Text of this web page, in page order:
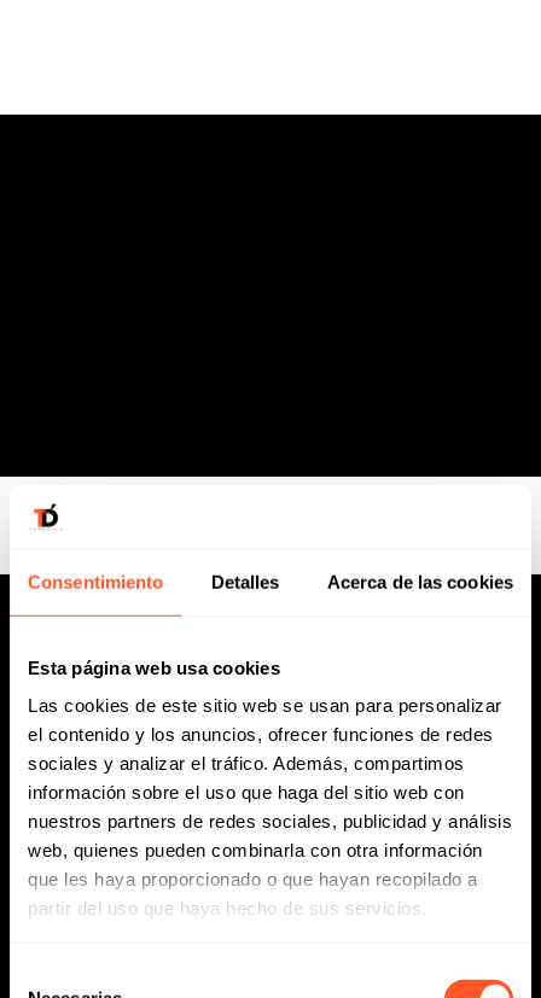
Consentimiento Detalles Acerca de las cookies
Esta página web usa cookies
Las cookies de este sitio web se usan para personalizar
el contenido y los anuncios, ofrecer funciones de redes
sociales y analizar el tráfico. Además, compartimos
información sobre el uso que haga del sitio web con
nuestros partners de redes sociales, publicidad y análisis
web, quienes pueden combinarla con otra información
que les haya proporcionado o que hayan recopilado a
partir del uso que haya hecho de sus servicios.